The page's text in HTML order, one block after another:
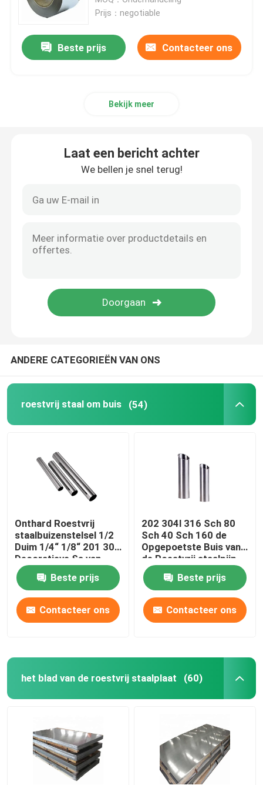
Naadloze Roestvrij staalpijp
De Strook van het legeringsstaal
De Buizen van het legeringsstaal
Gegalvaniseerde Staalrol
Gegalvaniseerde Staalplaat
PPGI-Staalrol
Prijs：negotiable
Beste prijs Contacteer ons
Bekijk meer
Laat een bericht achter
We bellen je snel terug!
ANDERE CATEGORIEËN VAN ONS
roestvrij staal om buis (54)
Onthard Roestvrij
staalbuizenstelsel 1/2
Duim 1/4“ 1/8“ 201 304
Decoratieve Ss van
304L Pijpronde
Beste prijs
Contacteer ons
202 304l 316 Sch 80
Sch 40 Sch 160 de
Opgepoetste Buis van
de Roestvrij staalpijp
Beste prijs
Contacteer ons
het blad van de roestvrij staalplaat (60)